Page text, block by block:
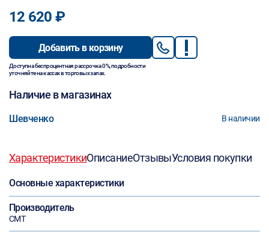
12 620 ₽
Добавить в корзину
Доступна беспроцентная рассрочка 0%, подробности
уточняйте на кассах в торговых залах.
Наличие в магазинах
Шевченко В наличии
ХарактеристикиОписаниеОтзывыУсловия покупки
Основные характеристики
Производитель
CMT